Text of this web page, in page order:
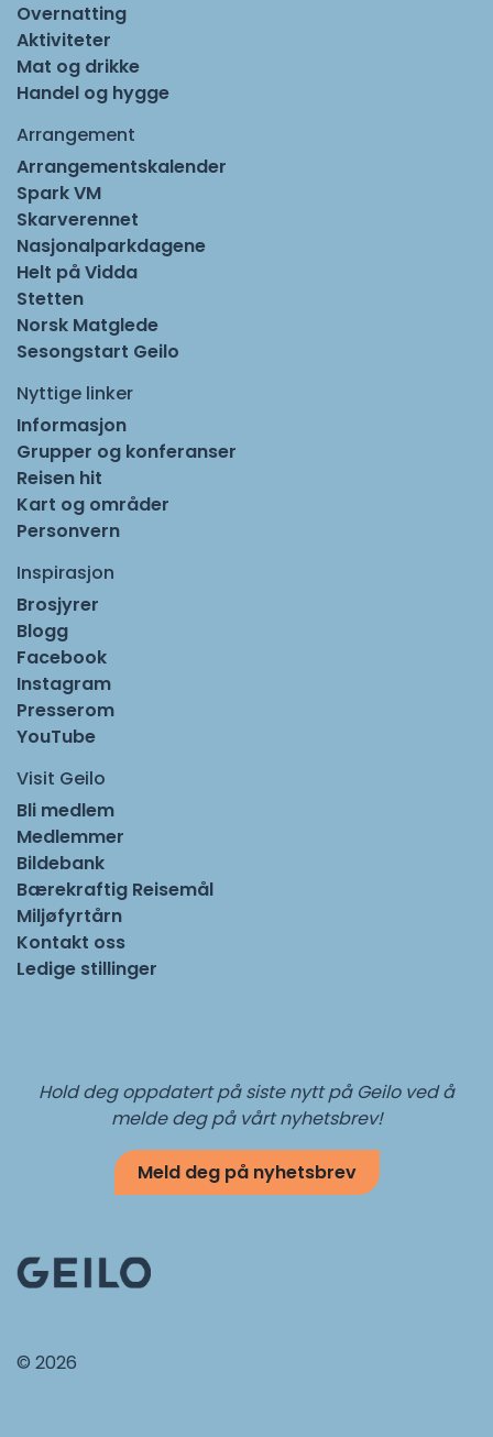
Overnatting
Aktiviteter
Mat og drikke
Handel og hygge
Arrangement
Arrangementskalender
Spark VM
Skarverennet
Nasjonalparkdagene
Helt på Vidda
Stetten
Norsk Matglede
Sesongstart Geilo
Nyttige linker
Informasjon
Grupper og konferanser
Reisen hit
Kart og områder
Personvern
Inspirasjon
Brosjyrer
Blogg
Facebook
Instagram
Presserom
YouTube
Visit Geilo
Bli medlem
Medlemmer
Bildebank
Bærekraftig Reisemål
Miljøfyrtårn
Kontakt oss
Ledige stillinger
Hold deg oppdatert på siste nytt på Geilo ved å
melde deg på vårt nyhetsbrev!
Meld deg på nyhetsbrev
© 2026